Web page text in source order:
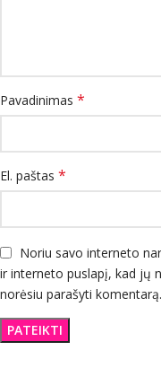
Pavadinimas *
El. paštas *
Noriu savo interneto
ir interneto puslapį, kad jų
norėsiu parašyti komentarą.